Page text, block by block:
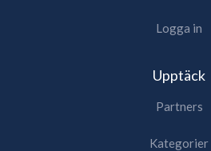
Logga in
Upptäck
Partners
Kategorier